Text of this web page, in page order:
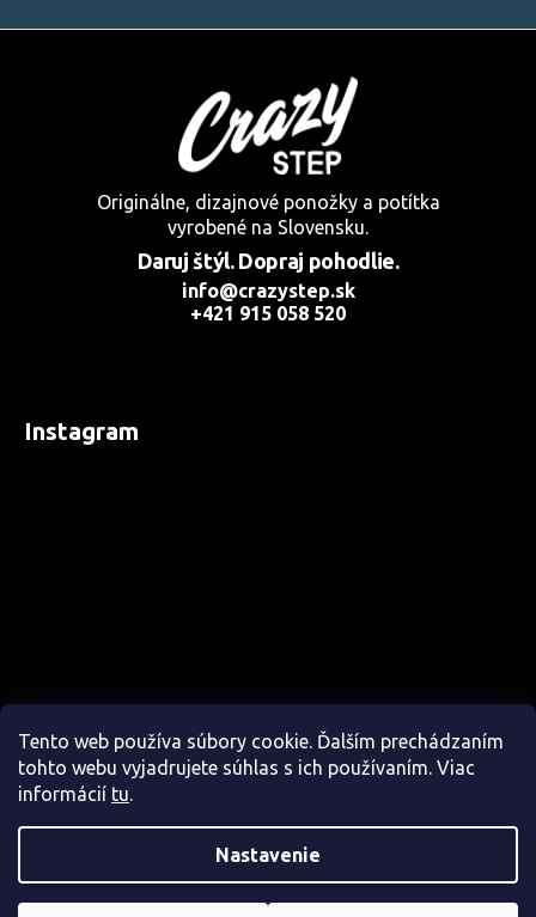
Tento web používa súbory cookie. Ďalším prechádzaním
tohto webu vyjadrujete súhlas s ich používaním. Viac
informácií tu.
Nastavenie
Originálne, dizajnové ponožky a potítka
vyrobené na Slovensku.
Daruj štýl. Dopraj pohodlie.
info@crazystep.sk
+421 915 058 520
Instagram
Sledovať na Instagrame